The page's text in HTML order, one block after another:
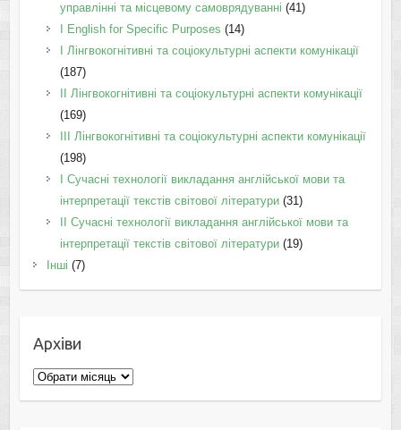
управлінні та місцевому самоврядуванні (41)
І English for Specific Purposes (14)
I Лінгвокогнітивні та соціокультурні аспекти комунікації
(187)
IІ Лінгвокогнітивні та соціокультурні аспекти комунікації
(169)
IІI Лінгвокогнітивні та соціокультурні аспекти комунікації
(198)
I Cучасні технології викладання англійської мови та
інтерпретації текстів світової літератури(31)
II Cучасні технології викладання англійської мови та
інтерпретації текстів світової літератури(19)
Інші (7)
Архіви
Архіви